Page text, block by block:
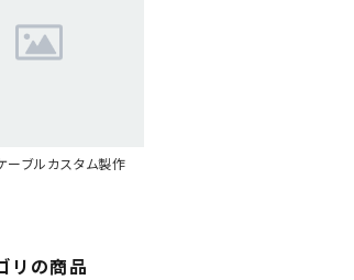
ブルカスタム製作
リの商品